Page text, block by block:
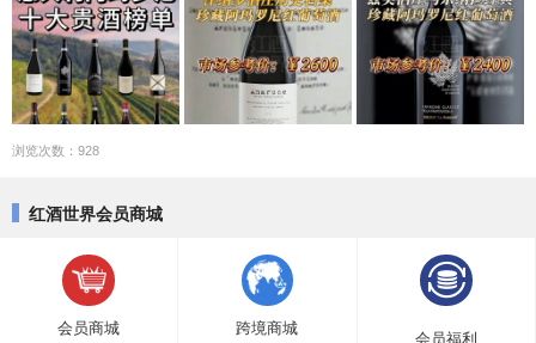
浏览次数：928
红酒世界会员商城
会员商城 跨境商城
会员福利